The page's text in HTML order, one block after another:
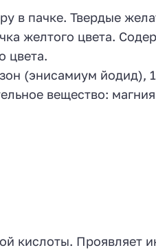
в пачке. Твердые
желтого цвета.
цвета.
(энисамиум йодид),
вещество: магния
кислоты. Проявляет